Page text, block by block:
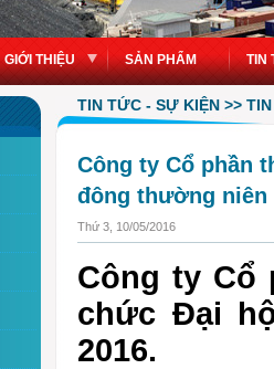
GIỚI THIỆU SẢN PHẨM TIN
TIN TỨC - SỰ KIỆN >>
Công ty Cổ phần
đông thường niên
Thứ 3, 10/05/2016
Công ty Cổ
chức Đại
2016.